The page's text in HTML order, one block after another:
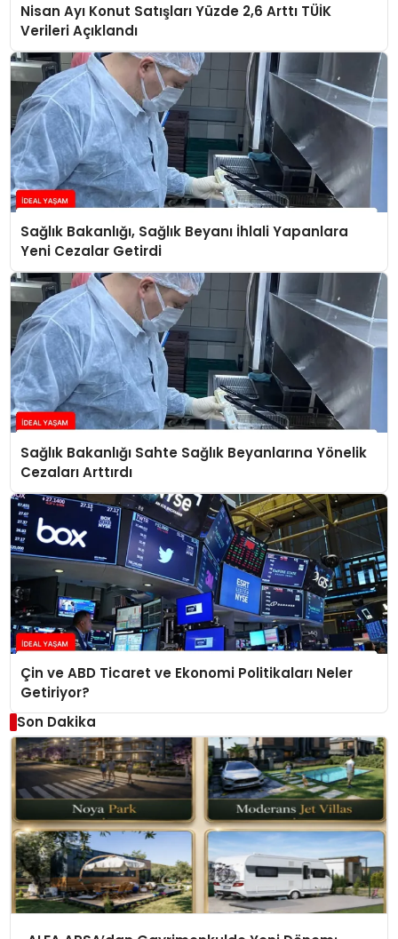
Nisan Ayı Konut Satışları Yüzde 2,6 Arttı TÜİK
Verileri Açıklandı
Sağlık Bakanlığı, Sağlık Beyanı İhlali Yapanlara
Yeni Cezalar Getirdi
Sağlık Bakanlığı Sahte Sağlık Beyanlarına Yönelik
Cezaları Arttırdı
Çin ve ABD Ticaret ve Ekonomi Politikaları Neler
Getiriyor?
Son Dakika